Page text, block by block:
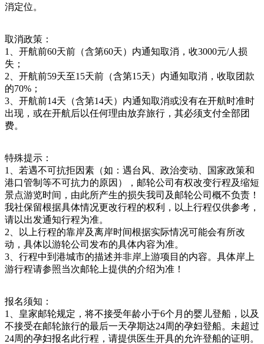
消定位。
取消政策：
1、开航前60天前（含第60天）内通知取消，收3000元/人损
失；
2、开航前59天至15天前（含第15天）内通知取消，收取团款
的70%；
3、开航前14天（含第14天）内通知取消或没有在开航时准时
出现，或在开航后以任何理由放弃旅行，其必须支付全部团
费。
特殊提示：
1、若遇不可抗拒因素（如：遇台风、政治变动、国家政策和
港口管制等不可抗力的原因），邮轮公司有权改变行程及缩短
景点游览时间，由此所产生的损失我司及邮轮公司概不负责！
我社保留根据具体情况更改行程的权利，以上行程仅供参考，
请以出发通知行程为准。
2、以上行程的靠岸及离岸时间根据实际情况可能会有所改
动，具体以游轮公司发布的具体内容为准。
3、行程中到港城市的描述并非岸上游项目的内容。具体岸上
游行程请参照当次邮轮上提供的介绍为准！
报名须知：
1、皇家邮轮规定，将不接受年龄小于6个月的婴儿登船，以及
不接受在邮轮旅行的最后一天孕期达24周的孕妇登船。未超过
24周的孕妇报名此行程，请提供医生开具的允许登船的证明。